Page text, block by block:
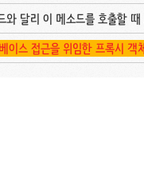
달리 이 메소드를 호출할 때
이스 접근을 위임한 프록시 객